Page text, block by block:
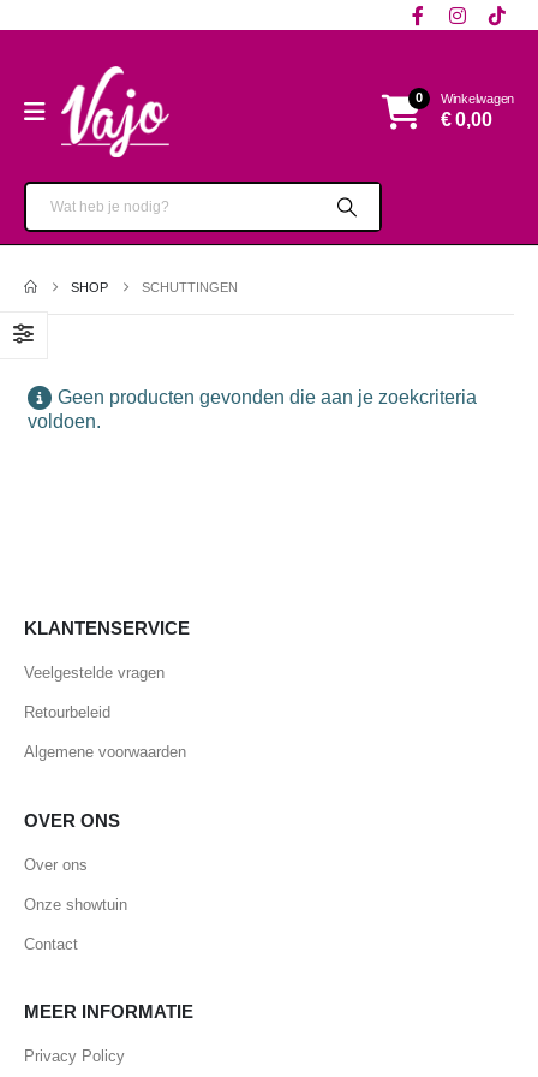
0 Winkelwagen
€0,00
SHOP SCHUTTINGEN
Geen producten gevonden die aan je zoekcriteria
voldoen.
KLANTENSERVICE
Veelgestelde vragen
Retourbeleid
Algemene voorwaarden
OVER ONS
Over ons
Onze showtuin
Contact
MEER INFORMATIE
Privacy Policy